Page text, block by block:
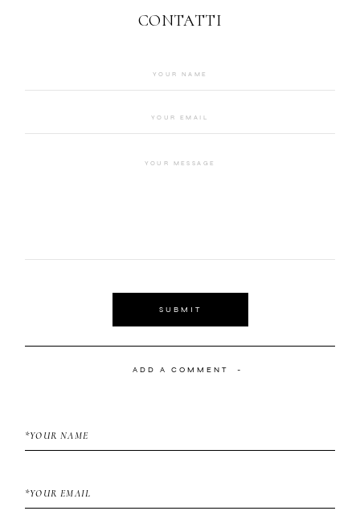
CONTATTI
SUBMIT
ADD A COMMENT